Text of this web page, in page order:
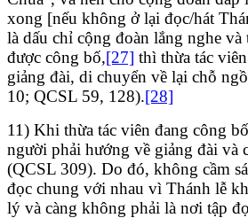
xong [nếu không ở lại đọc/hát
là dấu chỉ cộng đoàn lắng nghe
được công bố,[27] thì thừa tác
giảng đài, di chuyển về lại chỗ
10; QCSL 59, 128).[28]
11) Khi thừa tác viên đang công
người phải hướng về giảng đài và
(QCSL 309). Do đó, không cầm
đọc chung với nhau vì Thánh lễ
lý và càng không phải là nơi tập